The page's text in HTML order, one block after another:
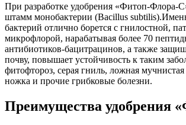
При разработке удобрения «Фитоп-Флора-
штамм монобактерии (Bacillus
бактерий отлично борется с гнилостной,
микрофлорой, нарабатывая более 70
антибиотиков-бацитрацинов, а также
почву, повышает устойчивость к таким
фитофтороз, серая гниль, ложная мучнистая
ножка и прочие грибковые болезни.
Преимущества удобрения